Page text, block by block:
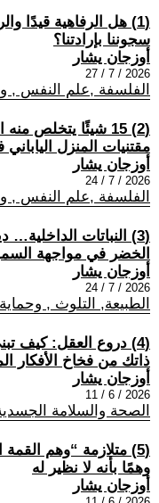
(1) هل الرفاهية قيدًا
سجوننا بإرادتنا؟
أوزجان يشار
2026 / 7 / 27
الفلسفة ,علم النفس ,
(2) 15 شيئًا يتخلص
مقتنيات المنزل
أوزجان يشار
2026 / 7 / 24
الفلسفة ,علم النفس ,
(3) النباتات
الخضر في مواجهة
أوزجان يشار
2026 / 7 / 24
الطبيعة, التلوث ,
(4) دروع العقل: كيف
ذاتك من فخاخ الأفكار
أوزجان يشار
2026 / 6 / 11
الصحة والسلامة
(5) متلازمة “وهم
وهمًا بأنه لا نظير له
أوزجان يشار